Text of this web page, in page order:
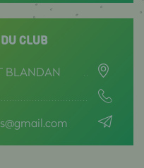
CLUB
BLANDAN